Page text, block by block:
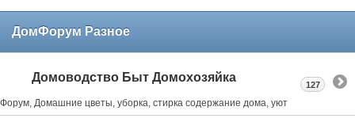
ДомФорум Разное
Домоводство Быт Домохозяйка
Форум, Домашние цветы, уборка, стирка содержание дома, уют
127